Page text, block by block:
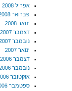
אפריל 2008
פברואר 2008
ינואר 2008
דצמבר 2007
נובמבר 2007
ינואר 2007
דצמבר 2006
נובמבר 2006
אוקטובר 2006
ספטמבר 2006